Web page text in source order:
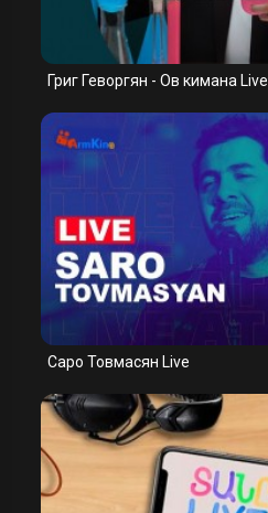
Григ Геворгян - Ов кимана Live
Саро Товмасян Live